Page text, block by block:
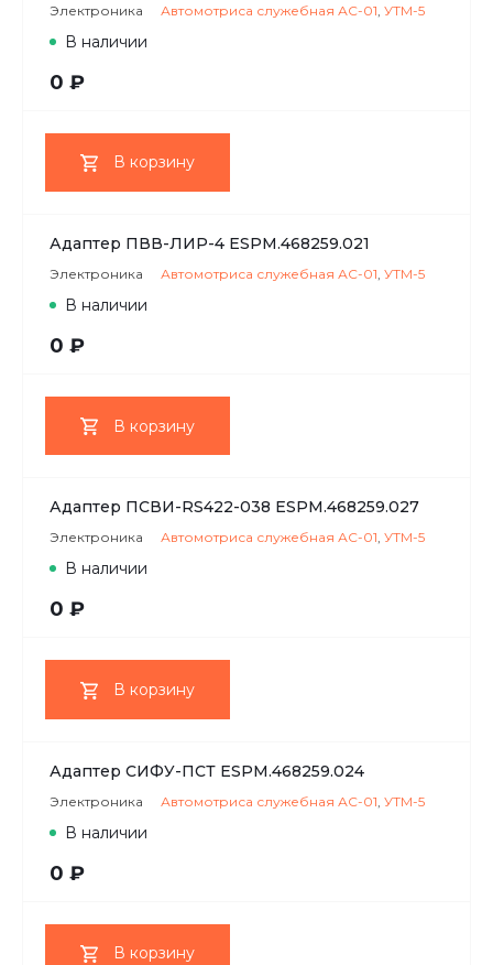
Электроника Автомотриса служебная АС-01 УТМ-5
В наличии
0 ₽
В корзину
Адаптер ПВВ-ЛИР-4 ESPM.468259.021
Электроника Автомотриса служебная АС-01, УТМ-5
В наличии
0 ₽
В корзину
Адаптер ПСВИ-RS422-038 ESPM.468259.027
Электроника Автомотриса служебная АС-01, УТМ-5
В наличии
0 ₽
В корзину
Адаптер СИФУ-ПСТ ESPM.468259.024
Электроника Автомотриса служебная АС-01 УТМ-5
В наличии
0 ₽
В корзину